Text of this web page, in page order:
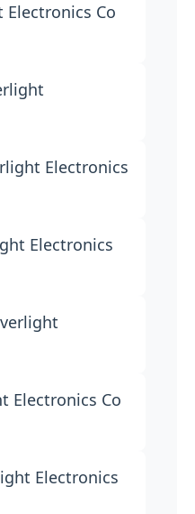
Electronics Co
Electronics
Electronics
Electronics Co
Electronics